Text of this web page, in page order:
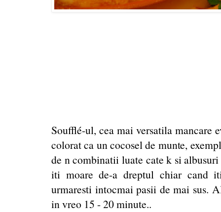
Soufflé-ul, cea mai versatila mancare
colorat ca un cocosel de munte,
de n combinatii luate cate k si
iti moare de-a dreptul chiar cand
urmaresti intocmai pasii de mai sus.
in vreo 15 - 20 minute..